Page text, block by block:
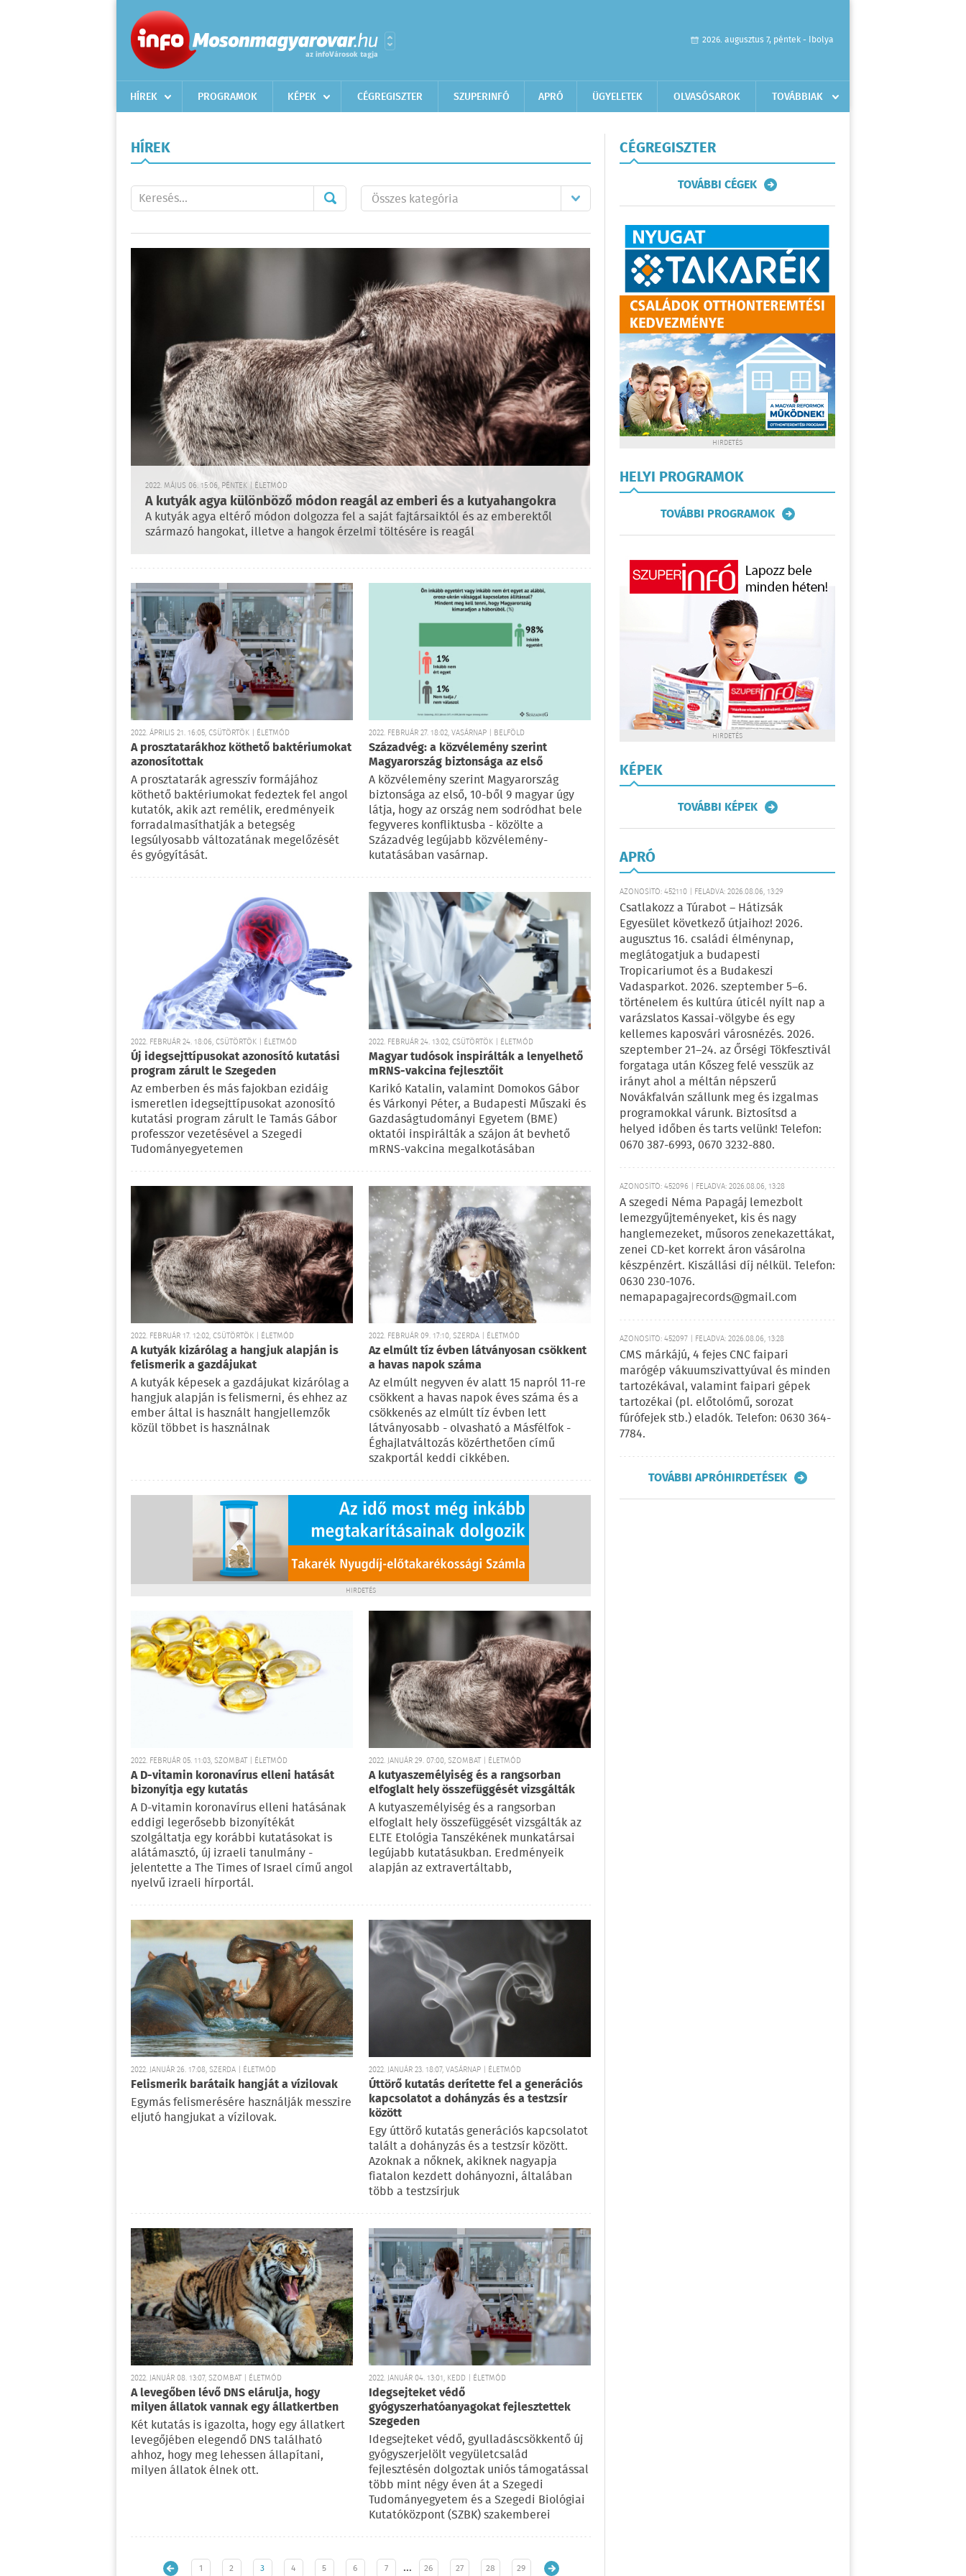
2026. augusztus 7, péntek - Ibolya
HÍREK PROGRAMOK KÉPEK CÉGREGISZTER SZUPERINFÓ APRÓ ÜGYELETEK OLVASÓSAROK TOVÁBBIAK
HÍREK
2022. MÁJUS 06. 15:06, PÉNTEK | ÉLETMÓD
A kutyák agya különböző módon reagál az emberi és a kutyahangokra
A kutyák agya eltérő módon dolgozza fel a saját fajtársaiktól és az emberektől
származó hangokat, illetve a hangok érzelmi töltésére is reagál
2022. ÁPRILIS 21. 16:05, CSÜTÖRTÖK | ÉLETMÓD
A prosztatarákhoz köthető baktériumokat
azonosítottak
A prosztatarák agresszív formájához
köthető baktériumokat fedeztek fel angol
kutatók, akik azt remélik, eredményeik
forradalmasíthatják a betegség
legsúlyosabb változatának megelőzését
és gyógyítását.
2022. FEBRUÁR 27. 18:02, VASÁRNAP | BELFÖLD
Századvég: a közvélemény szerint
Magyarország biztonsága az első
A közvélemény szerint Magyarország
biztonsága az első, 10-ből 9 magyar úgy
látja, hogy az ország nem sodródhat bele
fegyveres konfliktusba - közölte a
Századvég legújabb közvélemény-
kutatásában vasárnap.
2022. FEBRUÁR 24. 18:06, CSÜTÖRTÖK | ÉLETMÓD
Új idegsejttípusokat azonosító kutatási
program zárult le Szegeden
Az emberben és más fajokban ezidáig
ismeretlen idegsejttípusokat azonosító
kutatási program zárult le Tamás Gábor
professzor vezetésével a Szegedi
Tudományegyetemen
2022. FEBRUÁR 24. 13:02, CSÜTÖRTÖK | ÉLETMÓD
Magyar tudósok inspirálták a lenyelhető
mRNS-vakcina fejlesztőit
Karikó Katalin, valamint Domokos Gábor
és Várkonyi Péter, a Budapesti Műszaki és
Gazdaságtudományi Egyetem (BME)
oktatói inspirálták a szájon át bevhető
mRNS-vakcina megalkotásában
2022. FEBRUÁR 17. 12:02, CSÜTÖRTÖK | ÉLETMÓD
A kutyák kizárólag a hangjuk alapján is
felismerik a gazdájukat
A kutyák képesek a gazdájukat kizárólag a
hangjuk alapján is felismerni, és ehhez az
ember által is használt hangjellemzők
közül többet is használnak
2022. FEBRUÁR 09. 17:10, SZERDA | ÉLETMÓD
Az elmúlt tíz évben látványosan csökkent
a havas napok száma
Az elmúlt negyven év alatt 15 napról 11-re
csökkent a havas napok éves száma és a
csökkenés az elmúlt tíz évben lett
látványosabb - olvasható a Másfélfok -
Éghajlatváltozás közérthetően című
szakportál keddi cikkében.
HIRDETÉS
2022. FEBRUÁR 05. 11:03, SZOMBAT | ÉLETMÓD
A D-vitamin koronavírus elleni hatását
bizonyítja egy kutatás
A D-vitamin koronavírus elleni hatásának
eddigi legerősebb bizonyítékát
szolgáltatja egy korábbi kutatásokat is
alátámasztó, új izraeli tanulmány -
jelentette a The Times of Israel című angol
nyelvű izraeli hírportál.
2022. JANUÁR 29. 07:00, SZOMBAT | ÉLETMÓD
A kutyaszemélyiség és a rangsorban
elfoglalt hely összefüggését vizsgálták
A kutyaszemélyiség és a rangsorban
elfoglalt hely összefüggését vizsgálták az
ELTE Etológia Tanszékének munkatársai
legújabb kutatásukban. Eredményeik
alapján az extravertáltabb,
2022. JANUÁR 26. 17:08, SZERDA | ÉLETMÓD
Felismerik barátaik hangját a vízilovak
Egymás felismerésére használják messzire
eljutó hangjukat a vízilovak.
2022. JANUÁR 23. 18:07, VASÁRNAP | ÉLETMÓD
Úttörő kutatás derítette fel a generációs
kapcsolatot a dohányzás és a testzsír
között
Egy úttörő kutatás generációs kapcsolatot
talált a dohányzás és a testzsír között.
Azoknak a nőknek, akiknek nagyapja
fiatalon kezdett dohányozni, általában
több a testzsírjuk
2022. JANUÁR 08. 13:07, SZOMBAT | ÉLETMÓD
A levegőben lévő DNS elárulja, hogy
milyen állatok vannak egy állatkertben
Két kutatás is igazolta, hogy egy állatkert
levegőjében elegendő DNS található
ahhoz, hogy meg lehessen állapítani,
milyen állatok élnek ott.
2022. JANUÁR 04. 13:01, KEDD | ÉLETMÓD
Idegsejteket védő
gyógyszerhatóanyagokat fejlesztettek
Szegeden
Idegsejteket védő, gyulladáscsökkentő új
gyógyszerjelölt vegyületcsalád
fejlesztésén dolgoztak uniós támogatással
több mint négy éven át a Szegedi
Tudományegyetem és a Szegedi Biológiai
Kutatóközpont (SZBK) szakemberei
1 2 3 4 5 6 7 … 26 27 28 29
CÉGREGISZTER
TOVÁBBI CÉGEK
HIRDETÉS
HELYI PROGRAMOK
TOVÁBBI PROGRAMOK
HIRDETÉS
KÉPEK
TOVÁBBI KÉPEK
APRÓ
AZONOSÍTÓ: 452110 | FELADVA: 2026.08.06, 13:29
Csatlakozz a Túrabot – Hátizsák
Egyesület következő útjaihoz! 2026.
augusztus 16. családi élménynap,
meglátogatjuk a budapesti
Tropicariumot és a Budakeszi
Vadasparkot. 2026. szeptember 5–6.
történelem és kultúra úticél nyílt nap a
varázslatos Kassai-völgybe és egy
kellemes kaposvári városnézés. 2026.
szeptember 21–24. az Őrségi Tökfesztivál
forgataga után Kőszeg felé vesszük az
irányt ahol a méltán népszerű
Novákfalván szállunk meg és izgalmas
programokkal várunk. Biztosítsd a
helyed időben és tarts velünk! Telefon:
0670 387-6993, 0670 3232-880.
AZONOSÍTÓ: 452096 | FELADVA: 2026.08.06, 13:28
A szegedi Néma Papagáj lemezbolt
lemezgyűjteményeket, kis és nagy
hanglemezeket, műsoros zenekazettákat,
zenei CD-ket korrekt áron vásárolna
készpénzért. Kiszállási díj nélkül. Telefon:
0630 230-1076.
nemapapagajrecords@gmail.com
AZONOSÍTÓ: 452097 | FELADVA: 2026.08.06, 13:28
CMS márkájú, 4 fejes CNC faipari
marógép vákuumszivattyúval és minden
tartozékával, valamint faipari gépek
tartozékai (pl. előtolómű, sorozat
fúrófejek stb.) eladók. Telefon: 0630 364-
7784.
TOVÁBBI APRÓHIRDETÉSEK